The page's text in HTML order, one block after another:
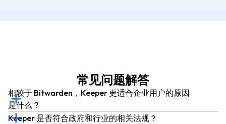
常见问题解答
相较于 Bitwarden，Keeper 更适合企业用户的原因
是什么？
Keeper 是否符合政府和行业的相关法规？